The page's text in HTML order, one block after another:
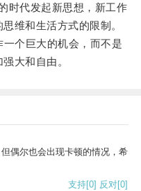
代发起新思想，新工作
维和生活方式的限制。
个巨大的机会，而不是
大和自由。
偶尔也会出现卡顿的情况，希
支持[0] 反对[0]